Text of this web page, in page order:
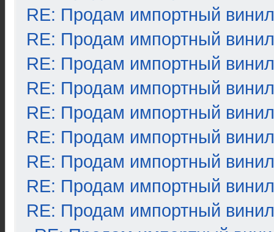
RE: Продам импортный винил
RE: Продам импортный винил
RE: Продам импортный винил
RE: Продам импортный винил
RE: Продам импортный винил
RE: Продам импортный винил
RE: Продам импортный винил
RE: Продам импортный винил
RE: Продам импортный винил